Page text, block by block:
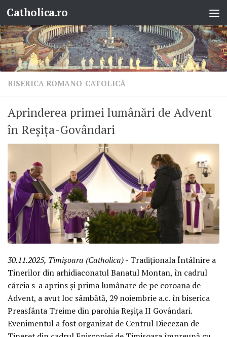
Skip to content
Catholica.ro
BISERICA ROMANO-CATOLICĂ
Aprinderea primei lumânări de Advent
în Reșița-Govândari
30.11.2025, Timișoara (Catholica)- Tradiționala Întâlnire a
Tinerilor din arhidiaconatul Banatul Montan, în cadrul
căreia s-a aprins și prima lumânare de pe coroana de
Advent, a avut loc sâmbătă, 29 noiembrie a.c. în biserica
Preasfânta Treime din parohia Reșița II Govândari.
Evenimentul a fost organizat de Centrul Diecezan de